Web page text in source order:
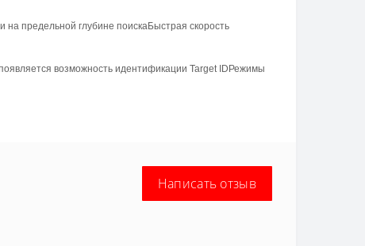
на предельной глубине поискаБыстрая скорость
возможность идентификации Target ID Режимы
Написать отзыв